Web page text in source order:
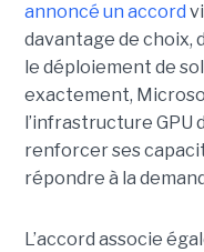
annoncé un accord
davantage de choix,
le déploiement de
exactement,
l’infrastructure GPU
renforcer ses
répondre à la
L’accord associe